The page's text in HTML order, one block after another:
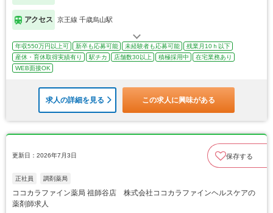
アクセス 京王線 千歳烏山駅
年収550万円以上可 新卒も応募可能 未経験者も応募可能
残業月10ｈ以下
産休・育休取得実績有り
駅チカ 店舗数30以上 積極採用中
在宅業務あり
WEB面接OK
求人の詳細を見る この求人に興味がある
更新日：2026年7月3日 保存する
正社員 調剤薬局
ココカラファイン薬局 祖師谷店 株式会社ココカラファインヘルスケアの
薬剤師求人